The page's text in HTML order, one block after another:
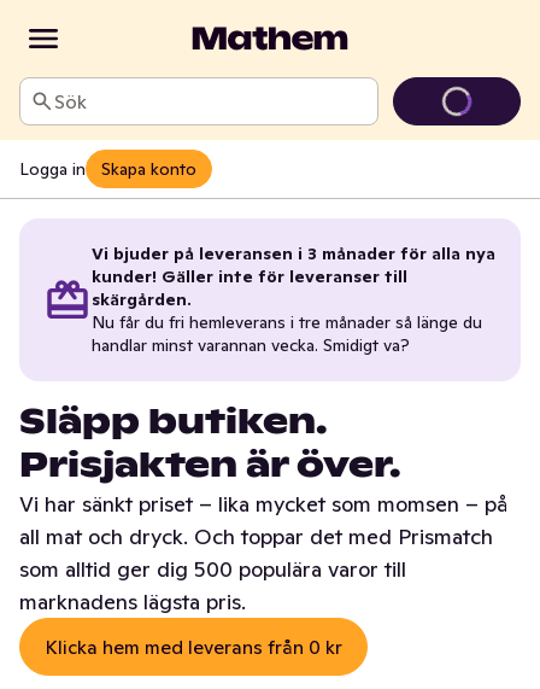
Sök
Logga in Skapa konto
Vi bjuder på leveransen i 3 månader för alla nya
kunder! Gäller inte för leveranser till
skärgården.
Nu får du fri hemleverans i tre månader så länge du
handlar minst varannan vecka. Smidigt va?
Släpp butiken.
Prisjakten är över.
Vi har sänkt priset – lika mycket som momsen – på
all mat och dryck. Och toppar det med Prismatch
som alltid ger dig 500 populära varor till
marknadens lägsta pris.
Klicka hem med leverans från 0 kr